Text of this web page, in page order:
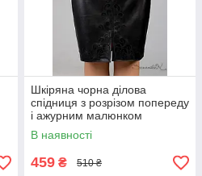
Шкіряна чорна ділова
спідниця з розрізом попереду
і ажурним малюнком
великого розміру 48-54
В наявності
459 ₴ 510 ₴